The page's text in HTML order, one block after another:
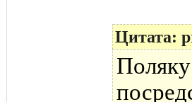
Цитата: